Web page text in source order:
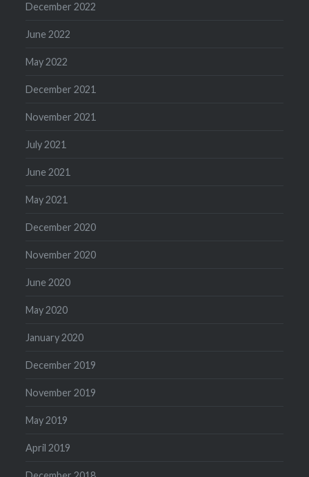
December 2022
June 2022
May 2022
December 2021
November 2021
July 2021
June 2021
May 2021
December 2020
November 2020
June 2020
May 2020
January 2020
December 2019
November 2019
May 2019
April 2019